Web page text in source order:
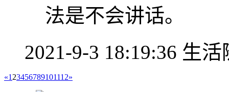
法是不会讲话。
2021-9-3 18:19:36 生活
«1 23456789101112»